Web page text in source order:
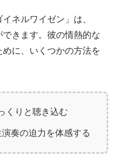
ネルワイゼン」は、
きます。彼の情熱的な
に、いくつかの方法を
くりと聴き込む
奏の迫力を体感する